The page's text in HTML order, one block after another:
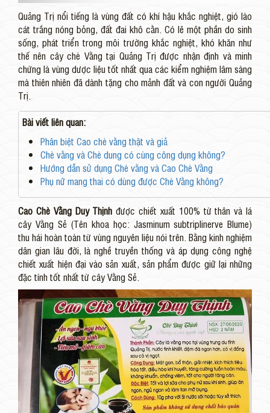
Quảng Trị nổi tiếng là vùng đất có khí hậu khắc nghiệt, gió lào
cát trắng nóng bỏng, đất đai khô cằn. Có lẽ một phần do sinh
sống, phát triển trong môi trường khắc nghiệt, khó khăn như
thế nên cây chè Vằng tại Quảng Trị được nhận định và minh
chứng là vùng dược liệu tốt nhất qua các kiểm nghiệm lâm sàng
mà thiên nhiên đã dành tặng cho mảnh đất và con người Quảng
Trị.
Bài viết liên quan:
Phân biệt Cao chè vằng thật và giả
Chè vằng và Chè dung có cùng công dụng không?
Hướng dẫn sử dụng Chè vằng và Cao Chè Vằng
Phụ nữ mang thai có dùng được Chè Vằng không?
Cao Chè Vằng Duy Thịnh được chiết xuất 100% từ thân và lá
cây Vằng Sẻ (Tên khoa học: Jasminum subtriplinerve Blume)
thu hái hoàn toàn từ vùng nguyên liệu nói trên. Bằng kinh nghiệm
dân gian lâu đời, là nghề truyền thống và áp dụng công nghệ
chiết xuất hiện đại vào sản xuất, sản phẩm được giữ lại những
đặc tính tốt nhất từ cây Vằng Sẻ.